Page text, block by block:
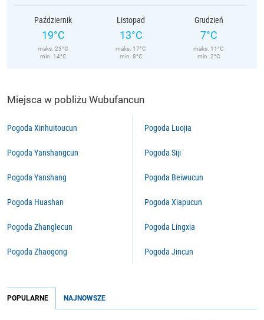
Październik
19°C
maks. 23°C
min. 14°C
Listopad
13°C
maks. 17°C
min. 8°C
Grudzień
7°C
maks. 11°C
min. 2°C
Miejsca w pobliżu Wubufancun
Pogoda Xinhuitoucun
Pogoda Yanshangcun
Pogoda Yanshang
Pogoda Huashan
Pogoda Zhanglecun
Pogoda Zhaogong
Pogoda Luojia
Pogoda Siji
Pogoda Beiwucun
Pogoda Xiapucun
Pogoda Lingxia
Pogoda Jincun
POPULARNE NAJNOWSZE